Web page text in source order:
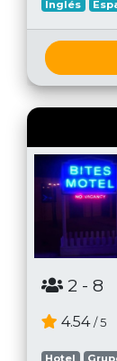
Inglés
2 - 8
4.54 / 5